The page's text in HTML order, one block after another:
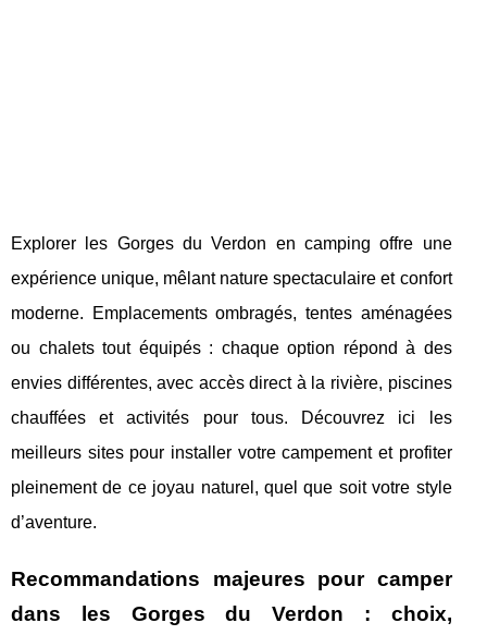
Explorer les Gorges du Verdon en camping offre une
expérience unique, mêlant nature spectaculaire et confort
moderne. Emplacements ombragés, tentes aménagées
ou chalets tout équipés : chaque option répond à des
envies différentes, avec accès direct à la rivière, piscines
chauffées et activités pour tous. Découvrez ici les
meilleurs sites pour installer votre campement et profiter
pleinement de ce joyau naturel, quel que soit votre style
d’aventure.
Recommandations majeures pour camper
dans les Gorges du Verdon : choix,